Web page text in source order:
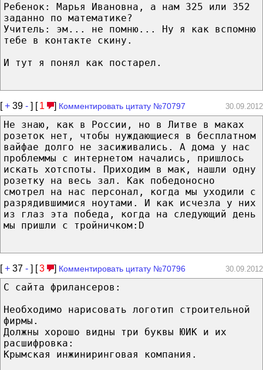
Ребенок: Марья Ивановна, а нам 325 или 352
заданно по математике?
Учитель: эм... не помню... Ну я как вспомню
тебе в контакте скину.
И тут я понял как постарел.
[+ 39 - ] [ 1 ] Комментировать цитату №70797 30.09.2012
Не знаю, как в России, но в Литве в маках
розеток нет, чтобы нуждающиеся в бесплатном
вайфае долго не засиживались. А дома у нас
проблеммы с интернетом начались, пришлось
искать хотспоты. Приходим в мак, нашли одну
розетку на весь зал. Как победоносно
смотрел на нас персонал, когда мы уходили с
разрядившимися ноутами. И как исчезла у них
из глаз эта победа, когда на следующий день
мы пришли с тройничком:D
[+ 37 - ] [3 ] Комментировать цитату №70796 30.09.2012
C сайта фрилансеров:
Необходимо нарисовать логотип строительной
фирмы.
Должны хорошо видны три буквы ЮИК и их
расшифровка:
Крымская инжиниринговая компания.